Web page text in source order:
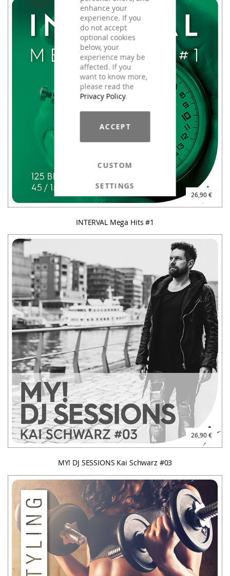
enhance your
experience. If you
do not accept
optional cookies
below, your
experience may be
affected. If you
want to know more,
please read the
Privacy Policy.
ACCEPT
CUSTOM
SETTINGS
26,90 €
INTERVAL Mega Hits #1
26,90 €
MY! DJ SESSIONS Kai Schwarz #03